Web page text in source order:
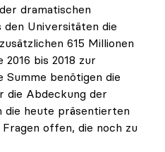
dramatischen
den Universitäten die
615 Millionen
bis 2018 zur
Summe benötigen die
die Abdeckung der
die heute präsentierten
offen, die noch zu